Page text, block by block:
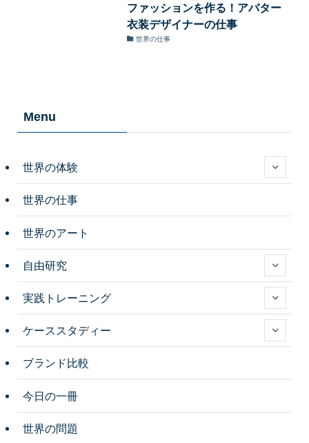
ファッションを作る！アバター
衣装デザイナーの仕事
世界の仕事
Menu
世界の体験
世界の仕事
世界のアート
自由研究
実践トレーニング
ケーススタディー
ブランド比較
今日の一冊
世界の問題